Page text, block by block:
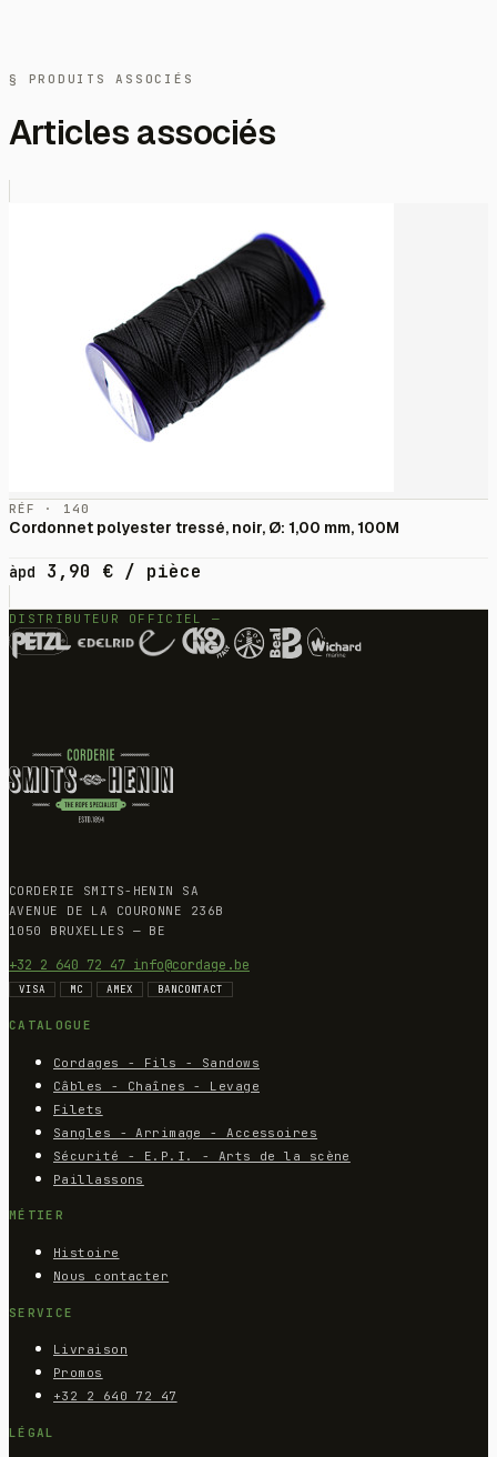
§ PRODUITS ASSOCIÉS
Articles associés
RÉF · 140
Cordonnet polyester tressé, noir, Ø: 1,00 mm, 100M
àpd 3,90 € / pièce
DISTRIBUTEUR OFFICIEL —
CORDERIE SMITS-HENIN SA
AVENUE DE LA COURONNE 236B
1050 BRUXELLES — BE
+32 2 640 72 47 info@cordage.be
VISA MC AMEX BANCONTACT
CATALOGUE
Cordages - Fils - Sandows
Câbles - Chaînes - Levage
Filets
Sangles - Arrimage - Accessoires
Sécurité - E.P.I. - Arts de la scène
Paillassons
MÉTIER
Histoire
Nous contacter
SERVICE
Livraison
Promos
+32 2 640 72 47
LÉGAL